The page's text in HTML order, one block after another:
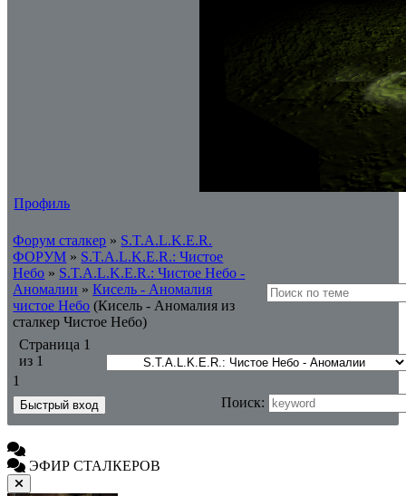
Профиль
Форум сталкер » S.T.A.L.K.E.R.
ФОРУМ » S.T.A.L.K.E.R.: Чистое
Небо » S.T.A.L.K.E.R.: Чистое Небо -
Аномалии » Кисель - Аномалия
чистое Небо (Кисель - Аномалия из
сталкер Чистое Небо)
Страница 1
из 1
1
Поиск:
ЭФИР СТАЛКЕРОВ